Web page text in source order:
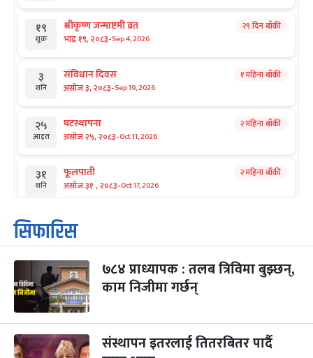
१९
शुक्र
श्रीकृष्ण जन्माष्टमी व्रत
भाद्र १९, २०८३-Sep 4, 2026
२९ दिन बाँकी
३
शनि
संविधान दिवस
असोज ३, २०८३-Sep 19, 2026
१ महिना बाँकी
२५
आइत
घटस्थापना
असोज २५, २०८३-Oct 11, 2026
२ महिना बाँकी
३१
शनि
फूलपाती
असोज ३१ , २०८३-Oct 17, 2026
२ महिना बाँकी
१
आइत
कार्तिक सङ्क्रान्ति
कार्तिक १, २०८३
३
मंगल
महानवमी
कार्तिक ३, २०८३-Oct 20, 2026
२ महिना बाँकी
४
बुध कार्तिक ४, २०८३
सिफारिस
७८४ प्राध्यापक : तलब त्रिविमा बुझ्छन्,
काम निजीमा गर्छन्
संस्थापन इतरलाई तितरबितर पार्दै